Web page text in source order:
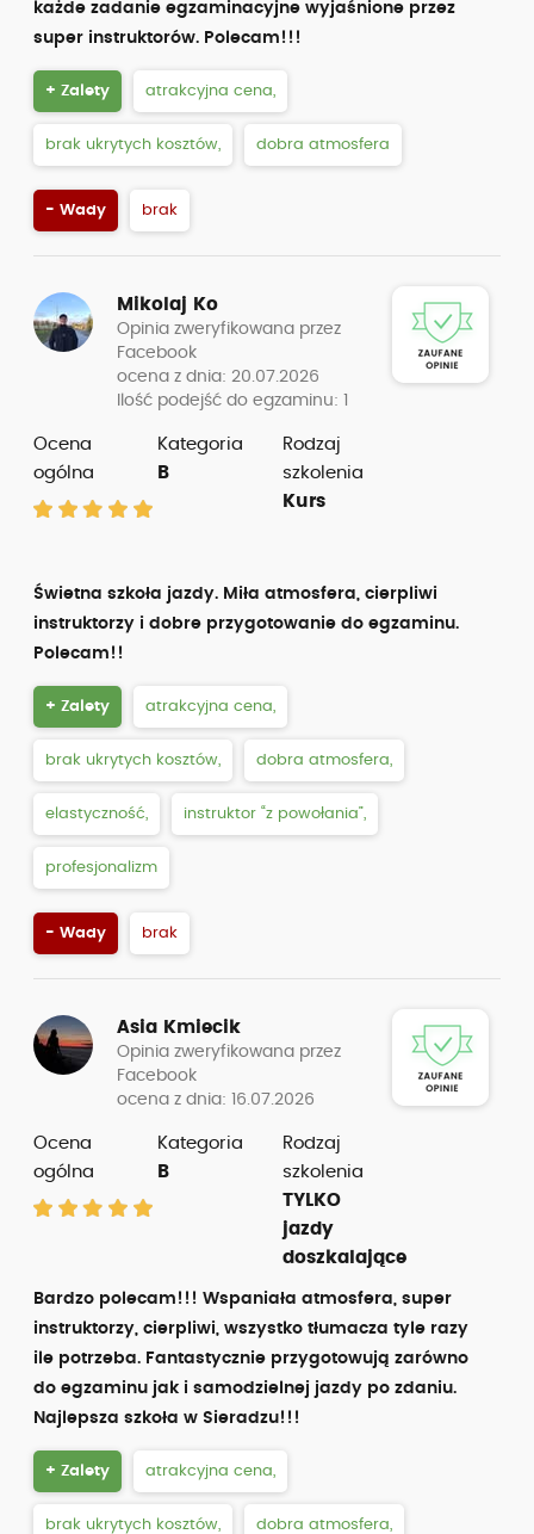
każde zadanie egzaminacyjne wyjaśnione przez
super instruktorów. Polecam!!!
+ Zalety atrakcyjna cena,
brak ukrytych kosztów, dobra atmosfera
- Wady brak
Mikolaj Ko
Opinia zweryfikowana przez
Facebook
ocena z dnia: 20.07.2026
Ilość podejść do egzaminu: 1
Ocena
ogólna
Kategoria
B
Rodzaj
szkolenia
Kurs
Świetna szkoła jazdy. Miła atmosfera, cierpliwi
instruktorzy i dobre przygotowanie do egzaminu.
Polecam!!
+ Zalety atrakcyjna cena,
brak ukrytych kosztów, dobra atmosfera,
elastyczność, instruktor “z powołania”,
profesjonalizm
- Wady brak
Asia Kmiecik
Opinia zweryfikowana przez
Facebook
ocena z dnia: 16.07.2026
Ocena
ogólna
Kategoria
B
Rodzaj
szkolenia
TYLKO
jazdy
doszkalające
Bardzo polecam!!! Wspaniała atmosfera, super
instruktorzy, cierpliwi, wszystko tłumacza tyle razy
ile potrzeba. Fantastycznie przygotowują zarówno
do egzaminu jak i samodzielnej jazdy po zdaniu.
Najlepsza szkoła w Sieradzu!!!
+ Zalety atrakcyjna cena,
brak ukrytych kosztów, dobra atmosfera,